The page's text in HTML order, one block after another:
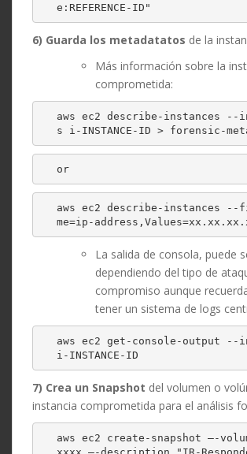
e:REFERENCE-ID"
6) Guarda los metadatatos de la
Más información sobre la
comprometida:
aws ec2 describe-instances --
s i-INSTANCE-ID > forensic-
or
aws ec2 describe-instances
me=ip-
La salida de consola, puede
dependiendo del tipo de
compromiso aunque
tener un sistema de logs
aws ec2 get-console-output --
i-INSTANCE-ID
7) Crea un Snapshot del volumen o
instancia comprometida para el análisis
aws ec2 create-snapshot –-